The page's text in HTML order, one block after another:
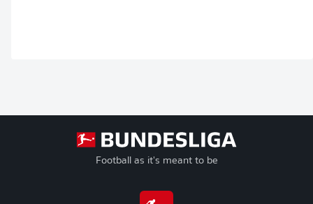
Football as it's meant to be